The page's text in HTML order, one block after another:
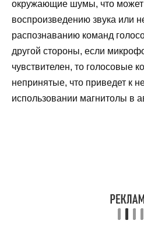
окружающие шумы, что может
воспроизведению звука или
распознаванию команд
другой стороны, если
чувствителен, то голосовые
непринятые, что приведет к
использовании магнитолы в